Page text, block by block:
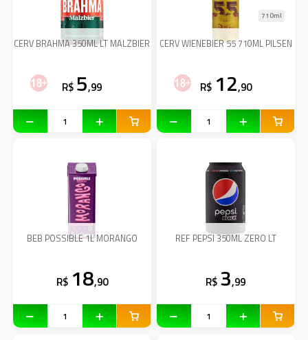
CERV BRAHMA 350ML LT MALZBIER
R$ 5,99
CERV WIENEBIER 55 710ML PILSEN
710ml
R$ 12,90
BEB POSSIBLE 1L MORANGO
R$ 18,90
REF PEPSI 350ML ZERO LT
R$ 3,99